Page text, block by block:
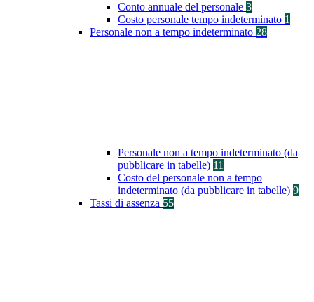
Conto annuale del personale 3
Costo personale tempo indeterminato 1
Personale non a tempo indeterminato 28
Personale non a tempo indeterminato (da
pubblicare in tabelle) 11
Costo del personale non a tempo
indeterminato (da pubblicare in tabelle) 9
Tassi di assenza 55